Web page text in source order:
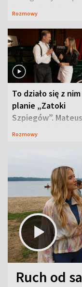
jest zaskakująco
Rozmowy
To działo się z
planie „Zatoki
Szpiegów”.
Janicki odsłonił
Rozmowy
Ruch od